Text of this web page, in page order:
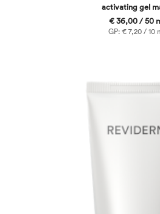
activating gel
€ 36,00 / 50
GP: € 7,20 / 10